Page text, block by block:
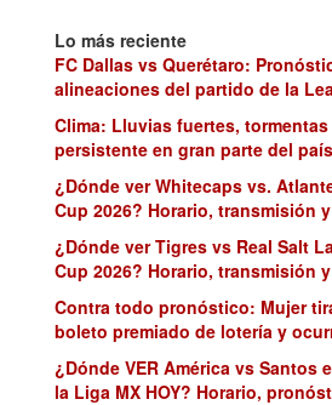
Lo más reciente
FC Dallas vs Querétaro:
alineaciones del partido de la
Clima: Lluvias fuertes,
persistente en gran parte del país
¿Dónde ver Whitecaps vs.
Cup 2026? Horario, transmisión
¿Dónde ver Tigres vs Real Salt
Cup 2026? Horario, transmisión
Contra todo pronóstico: Mujer
boleto premiado de lotería y
¿Dónde VER América vs Santos
la Liga MX HOY? Horario,